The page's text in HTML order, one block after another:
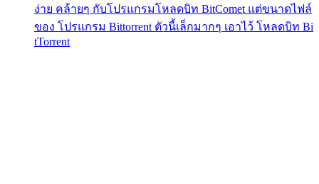
ง่าย คล้ายๆ กับโปรแกรมโหลดบิท BitComet แต่ขนาดไฟล์
ของ โปรแกรม Bittorrent ตัวนี้เล็กมากๆ เอาไว้ โหลดบิท Bi
tTorrent